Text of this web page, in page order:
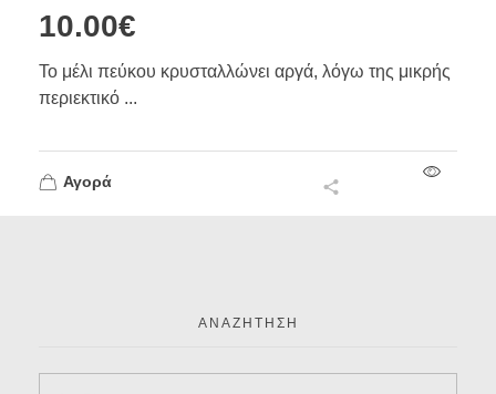
10.00€
Το μέλι πεύκου κρυσταλλώνει αργά, λόγω της μικρής
περιεκτικό ...
Αγορά
ΑΝΑΖΉΤΗΣΗ